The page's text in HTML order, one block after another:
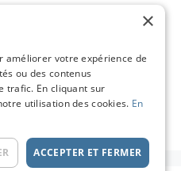
plaques
carte grise : étapes
astuces pour éviter les
×
améliorer votre expérience de
ou des contenus
trafic. En cliquant sur
utilisation des cookies. En
ACCEPTER ET FERMER